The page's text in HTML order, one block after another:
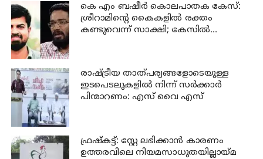
കെ എം ബഷീര്‍ കൊലപാതക കേസ്:
ശ്രീറാമിന്റെ കൈകളില്‍ രക്തം
കണ്ടുവെന്ന് സാക്ഷി; കേസില്‍
രാഷ്ട്രീയ താത്പര്യങ്ങളോടെയുള്ള
ഇടപെടലുകളില്‍ നിന്ന് സര്‍ക്കാര്‍
പിന്മാറണം: എസ് വൈ എസ്
ഫ്രഷ്‌കട്ട്: സ്റ്റേ ലഭിക്കാന്‍ കാരണം
ഉത്തരവിലെ നിയമസാധുതയില്ലായ്മ